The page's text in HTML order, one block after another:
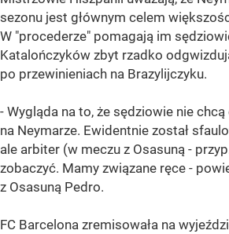
sezonu jest głównym celem
W "procederze" pomagają im
Katalończyków zbyt rzadko
po przewinieniach na Brazylijczyku.
- Wygląda na to, że sędziowie nie
na Neymarze. Ewidentnie został
ale arbiter (w meczu z Osasuną -
zobaczyć. Mamy związane ręce -
z Osasuną Pedro.
FC Barcelona zremisowała na